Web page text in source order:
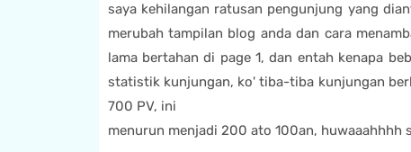
saya kehilangan ratusan pengunjung yang
merubah tampilan blog anda dan cara
lama bertahan di page 1, dan entah kenapa
statistik kunjungan, ko' tiba-tiba kunjungan
700 PV, ini
menurun menjadi 200 ato 100an, huwaaahhhh